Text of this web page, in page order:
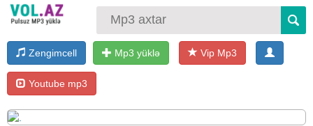
Zengimcell Mp3 yüklə Vip Mp3
Youtube mp3